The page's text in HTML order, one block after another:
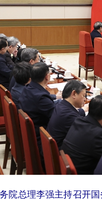
院总理李强主持召开